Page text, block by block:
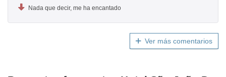
Nada que decir, me ha encantado
Ver más comentarios